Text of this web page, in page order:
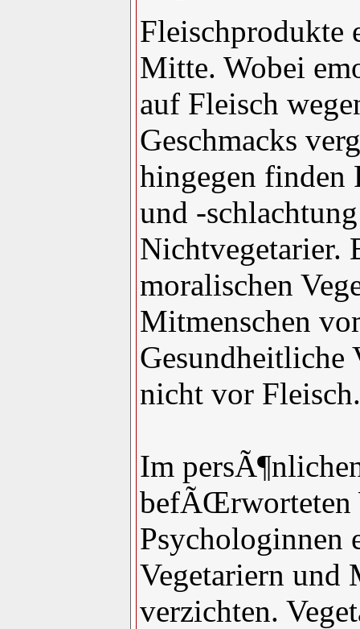
Fleischprodukte
Mitte. Wobei
auf Fleisch
Geschmacks
hingegen finden
und -
Nichtvegetarier.
moralischen
Mitmenschen
Gesundheitliche
nicht vor Fleisch.
Im
befÃŒrworteten
Psychologinnen
Vegetariern und
verzichten.